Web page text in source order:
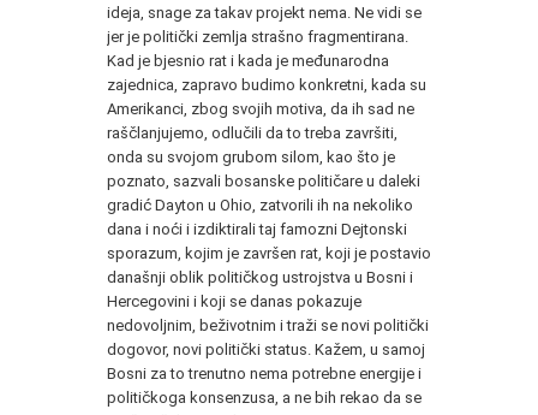
ideja, snage za takav projekt nema. Ne vidi se
jer je politički zemlja strašno fragmentirana.
Kad je bjesnio rat i kada je međunarodna
zajednica, zapravo budimo konkretni, kada su
Amerikanci, zbog svojih motiva, da ih sad ne
raščlanjujemo, odlučili da to treba završiti,
onda su svojom grubom silom, kao što je
poznato, sazvali bosanske političare u daleki
gradić Dayton u Ohio, zatvorili ih na nekoliko
dana i noći i izdiktirali taj famozni Dejtonski
sporazum, kojim je završen rat, koji je postavio
današnji oblik političkog ustrojstva u Bosni i
Hercegovini i koji se danas pokazuje
nedovoljnim, beživotnim i traži se novi politički
dogovor, novi politički status. Kažem, u samoj
Bosni za to trenutno nema potrebne energije i
političkoga konsenzusa, a ne bih rekao da se